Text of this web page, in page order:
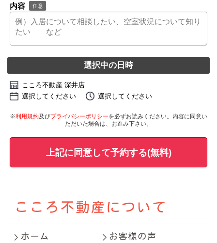
内容 任意
選択中の日時
こころ不動産 深井店
選択してください
選択してください
※利用規約及びプライバシーポリシーを必ずお読みください。内容に同意い
ただいた場合は、お進み下さい。
上記に同意して予約する(無料)